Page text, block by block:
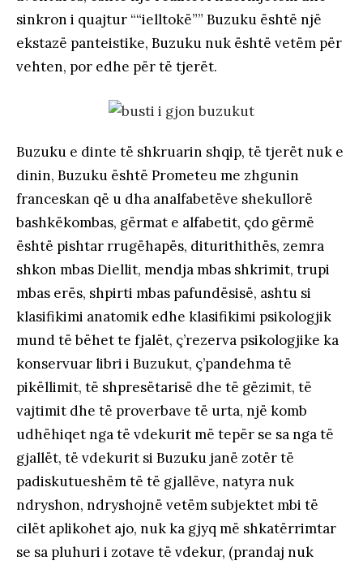
sinkron i quajtur ““ielltokë”” Buzuku është një
ekstazë panteistike, Buzuku nuk është vetëm për
vehten, por edhe për të tjerët.
Buzuku e dinte të shkruarin shqip, të tjerët nuk e
dinin, Buzuku është Prometeu me zhgunin
franceskan që u dha analfabetëve shekullorë
bashkëkombas, gërmat e alfabetit, çdo gërmë
është pishtar rrugëhapës, diturithithës, zemra
shkon mbas Diellit, mendja mbas shkrimit, trupi
mbas erës, shpirti mbas pafundësisë, ashtu si
klasifikimi anatomik edhe klasifikimi psikologjik
mund të bëhet te fjalët, ç’rezerva psikologjike ka
konservuar libri i Buzukut, ç’pandehma të
pikëllimit, të shpresëtarisë dhe të gëzimit, të
vajtimit dhe të proverbave të urta, një komb
udhëhiqet nga të vdekurit më tepër se sa nga të
gjallët, të vdekurit si Buzuku janë zotër të
padiskutueshëm të të gjallëve, natyra nuk
ndryshon, ndryshojnë vetëm subjektet mbi të
cilët aplikohet ajo, nuk ka gjyq më shkatërrimtar
se sa pluhuri i zotave të vdekur, (prandaj nuk